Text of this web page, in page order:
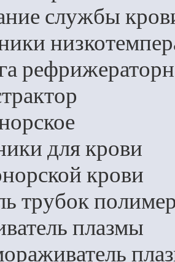
службы
для крови
крови
трубок
плазмы